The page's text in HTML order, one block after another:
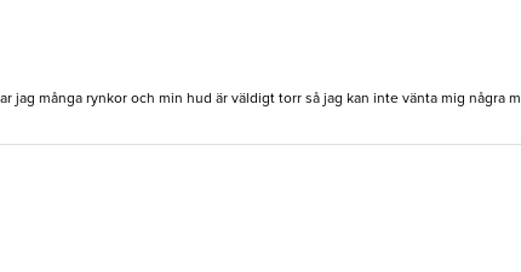
jag många rynkor och min hud är väldigt torr så jag kan inte vänta mig några